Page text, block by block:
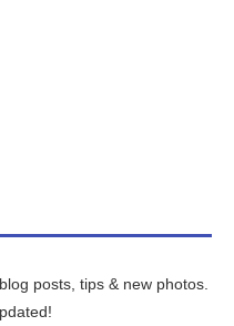
posts, tips & new photos.